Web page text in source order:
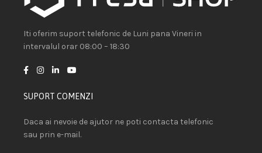
Iti oferim suport telefonic de Luni pana Vineri in
intervalul orar 08:00 – 18:30
SUPORT COMENZI
Daca ai nevoie de ajutor ne poti contacta telefonic
sau prin e-mail.